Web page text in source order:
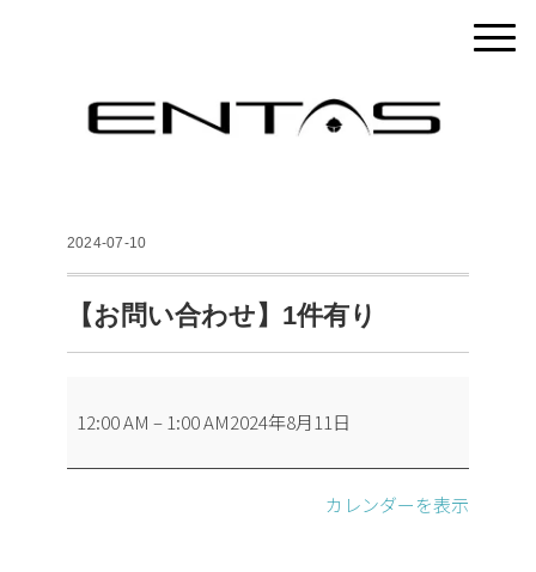
2024-07-10
【お問い合わせ】1件有り
問
い
12:00 AM – 1:00 AM2024年8月11日
カレンダーを表示